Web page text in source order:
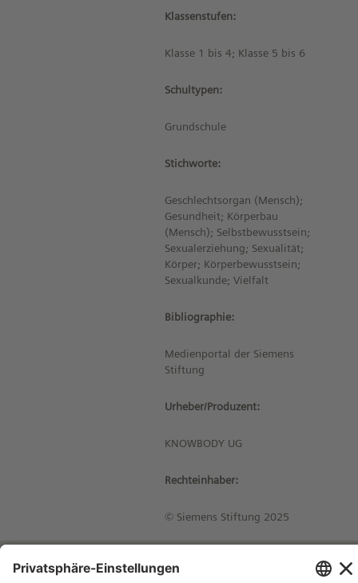
Klassenstufen:
Klasse 1 bis 4; Klasse 5 bis 6
Schultypen:
Grundschule
Stichworte:
Geschlechtsorgan (Mensch);
Gesundheit; Körperbau
(Mensch); Selbstbewusstsein;
Sexualerziehung; Sexualität;
Körper; Körperbewusstsein;
Sexualkunde; Vielfalt
Bibliographie:
Medienportal der Siemens
Stiftung
Urheber/Produzent:
KNOWBODY UG
Rechteinhaber:
© Siemens Stiftung 2025